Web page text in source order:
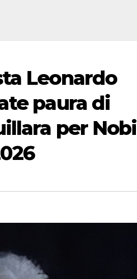
Leonardo
paura di
per